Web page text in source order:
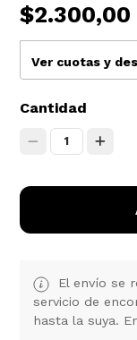
$2.300,00
Ver cuotas y
Cantidad
1
El envío se
servicio de
hasta la suya.